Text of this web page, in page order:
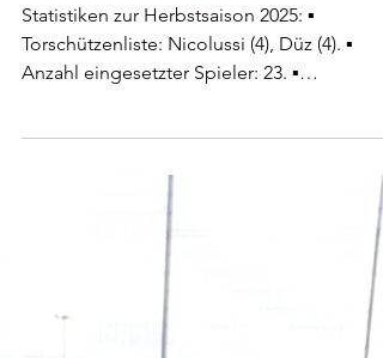
Sportlicher Herbstrückblick - FC
Viktoria 62 Bregenz KM
Anzahl eingesetzter Spieler: 23. ▪
Dauerbrenner: Dogukan Alkin – 1.134
Einsatzminuten, Sebastian Roth – 1.080
Minuten. ▪ Dauer ohne Gegentor (2.-6.
Spieltag): 407 Minuten.